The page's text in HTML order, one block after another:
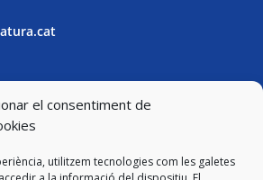
el consentiment de
utilitzem tecnologies com les galetes